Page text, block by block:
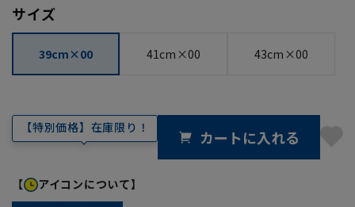
サイズ
39cm×00 41cm×00 43cm×00
【特別価格】在庫限り！ カートに入れる
【 アイコンについて】